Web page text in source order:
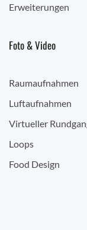
Erweiterungen
Foto & Video
Raumaufnahmen
Luftaufnahmen
Virtueller
Loops
Food Design